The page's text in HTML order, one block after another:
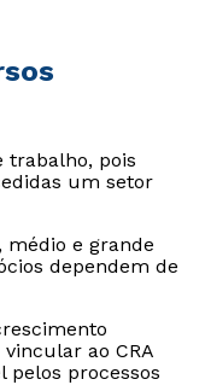
trabalho, pois
um setor
médio e grande
dependem de
ao CRA
pelos processos